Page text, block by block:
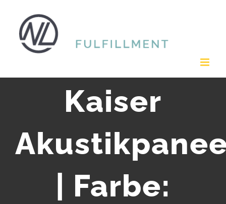
springen
Kaiser
| Farbe: